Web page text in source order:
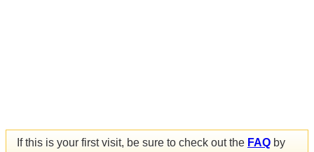
If this is your first visit, be sure to check out the FAQ by